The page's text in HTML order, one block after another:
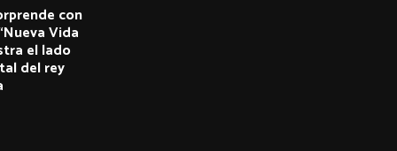
con
Vida
el lado
del rey